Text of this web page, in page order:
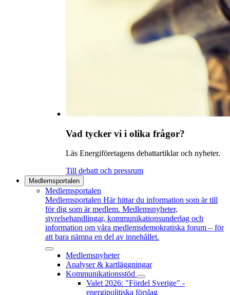
Vad tycker vi i olika frågor?
Läs Energiföretagens debattartiklar och nyheter.
Till debatt och pressrum
Medlemsportalen
Medlemsportalen
Medlemsportalen Här hittar du information som är till
för dig som är medlem. Medlemsnyheter,
styrelsehandlingar, kommunikationsunderlag och
information om våra medlemsdemokratiska forum – för
att bara nämna en del av innehållet.
Medlemsnyheter
Analyser & kartläggningar
Kommunikationsstöd
Valet 2026: "Fördel Sverige" -
energipolitiska förslag